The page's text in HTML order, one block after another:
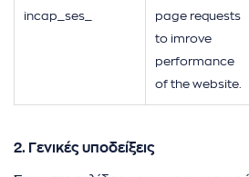
incap_ses_
page requests
to imrove
performance
of the website.
2. Γενικές υποδείξεις